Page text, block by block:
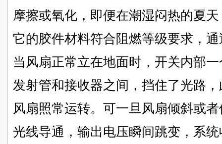
摩擦或氧化，即便在潮湿闷热的夏
它的胶件材料符合阻燃等级要求，
当风扇正常立在地面时，开关内部
发射管和接收器之间，挡住了光路
风扇照常运转。可一旦风扇倾斜或
光线导通，输出电压瞬间跳变，系